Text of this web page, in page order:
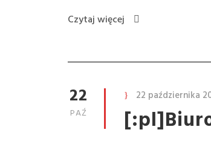
Czytaj więcej
22
PAŹ
22 października